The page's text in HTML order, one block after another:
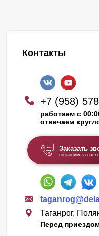
Контакты
+7 (958)
работаем с
отвечаем
Заказать
позвоним за наш
Таганрог,
Перед